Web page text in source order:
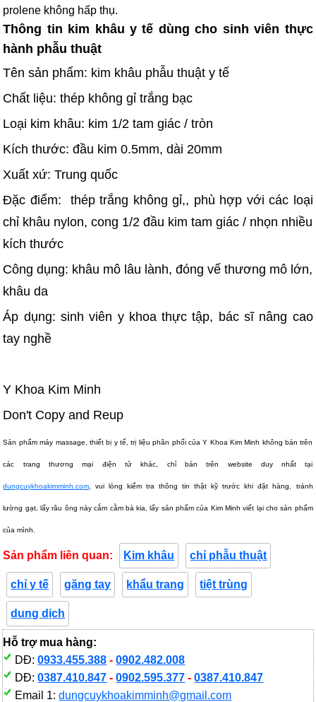
prolene không hấp thụ.
Thông tin kim khâu y tế dùng cho sinh viên thực
hành phẫu thuật
Tên sản phẩm: kim khâu phẫu thuật y tế
Chất liệu: thép không gỉ trắng bạc
Loại kim khâu: kim 1/2 tam giác / tròn
Kích thước: đầu kim 0.5mm, dài 20mm
Xuất xứ: Trung quốc
Đặc điểm: thép trắng không gỉ,, phù hợp với các loại
chỉ khâu nylon, cong 1/2 đầu kim tam giác / nhọn nhiều
kích thước
Công dụng: khâu mô lâu lành, đóng vế thương mô lớn,
khâu da
Áp dụng: sinh viên y khoa thực tập, bác sĩ nâng cao
tay nghề
Y Khoa Kim Minh
Don't Copy and Reup
Sản phẩm máy massage, thiết bị y tế, trị liệu phân phối của Y Khoa Kim Minh không bán trên
các trang thương mại điện tử khác, chỉ bán trên website duy nhất tại
dungcuykhoakimminh.com , vui lòng kiểm tra thông tin thật kỹ trước khi đặt hàng, tránh
lường gạt, lấy râu ông này cắm cằm bà kia, lấy sản phẩm của Kim Minh viết lại cho sản phẩm
của mình.
Sản phẩm liên quan: Kim khâu chỉ phẫu thuật
chỉ y tế găng tay khẩu trang tiệt trùng
dung dịch
Hỗ trợ mua hàng:
DĐ:0933.455.388 -0902.482.008
DĐ:0387.410.847 -0902.595.377 -0387.410.847
Email 1:dungcuykhoakimminh@gmail.com